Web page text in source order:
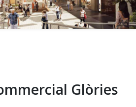
Glòries